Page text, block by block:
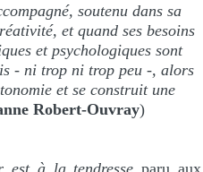
soutenu dans sa
et quand ses besoins
et psychologiques sont
- ni trop ni trop peu -, alors
et se construit une
Robert-Ouvray)